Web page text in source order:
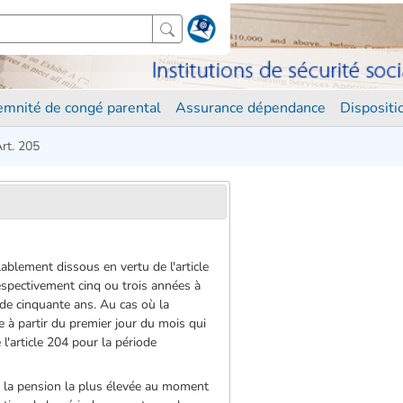
de congé parental Assurance dépendance
205
dissous en vertu de l'article
cinq ou trois années à
cinquante ans. Au cas où la
à partir du premier jour du mois qui
204 pour la période
pension la plus élevée au moment